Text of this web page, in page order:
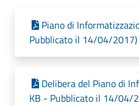
Piano di
Pubblicato il 14/04/2017)
Delibera del Piano di
KB - Pubblicato il 14/04/